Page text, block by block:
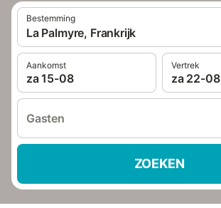
Bestemming
La Palmyre, Frankrijk
Aankomst
za 15-08
Vertrek
za 22-08
Gasten
ZOEKEN